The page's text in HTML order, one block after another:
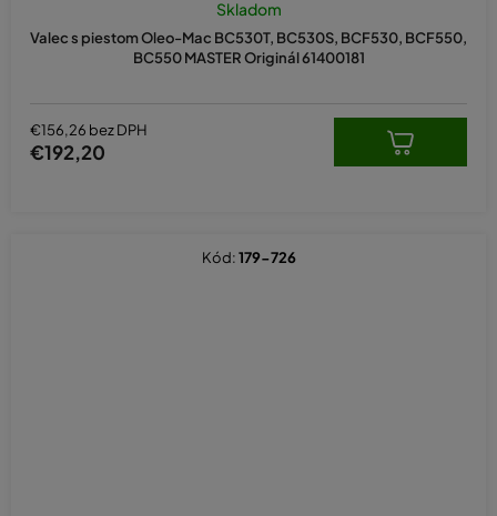
Valec s piestom Oleo-Mac BC530T, BC530S, BCF530, BCF550,
BC550 MASTER Originál 61400181
Skladom
€156,26 bez DPH
€192,20
Kód:179-726